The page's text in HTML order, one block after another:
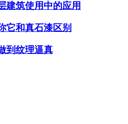
建筑使用中的应用
它和真石漆区别
到纹理逼真